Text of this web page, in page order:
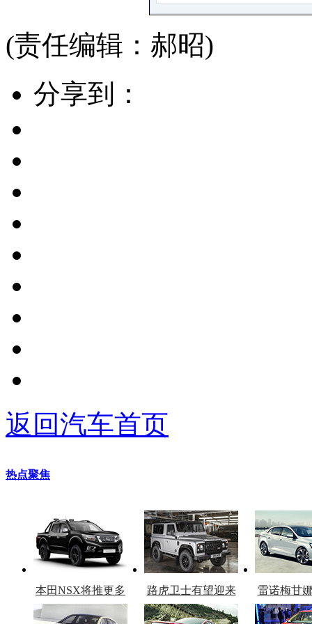
(责任编辑：郝昭)
分享到：
返回汽车首页
热点聚焦
本田NSX将推更多
车型
路虎卫士有望迎来
复产
雷诺梅甘
官